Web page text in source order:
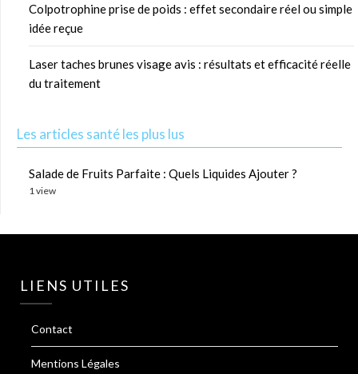
Colpotrophine prise de poids : effet secondaire réel ou simple
idée reçue
Laser taches brunes visage avis : résultats et efficacité réelle
du traitement
Les articles santé les plus lus
Salade de Fruits Parfaite : Quels Liquides Ajouter ?
1 view
LIENS UTILES
Contact
Mentions Légales